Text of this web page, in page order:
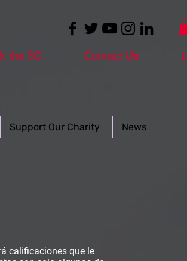
the 3G Contact Us
Support Our Charity News
calificaciones que le